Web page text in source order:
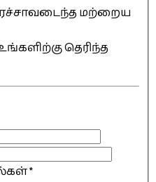
மற்றைய
தெரிந்த
*